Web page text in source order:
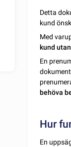
Detta
kund
Med
kund
En
behöva
Hur
En